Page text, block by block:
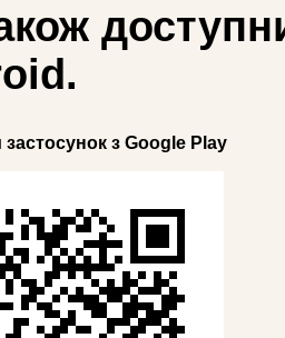
з Google Play